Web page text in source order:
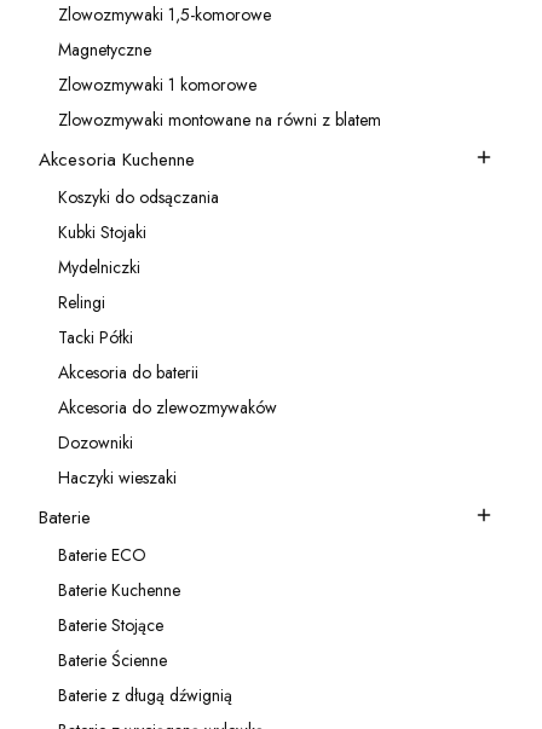
Kategoria - Zlowozmywaki 1,5-komorowe
Zlowozmywaki 1,5-komorowe
Kategoria - Magnetyczne
Magnetyczne
Kategoria - Zlowozmywaki 1 komorowe
Zlowozmywaki 1 komorowe
Kategoria - Zlowozmywaki montowane na równi z blatem
Zlowozmywaki montowane na równi z blatem
Kategoria - Akcesoria Kuchenne
Akcesoria Kuchenne
Kategoria - Koszyki do odsączania
Koszyki do odsączania
Kategoria - Kubki Stojaki
Kubki Stojaki
Kategoria - Mydelniczki
Mydelniczki
Kategoria - Relingi
Relingi
Kategoria - Tacki Półki
Tacki Półki
Kategoria - Akcesoria do baterii
Akcesoria do baterii
Kategoria - Akcesoria do zlewozmywaków
Akcesoria do zlewozmywaków
Kategoria - Dozowniki
Dozowniki
Kategoria - Haczyki wieszaki
Haczyki wieszaki
Kategoria - Baterie
Baterie
Kategoria - Baterie ECO
Baterie ECO
Kategoria - Baterie Kuchenne
Baterie Kuchenne
Kategoria - Baterie Stojące
Baterie Stojące
Kategoria - Baterie Ścienne
Baterie Ścienne
Kategoria - Baterie z długą dźwignią
Baterie z długą dźwignią